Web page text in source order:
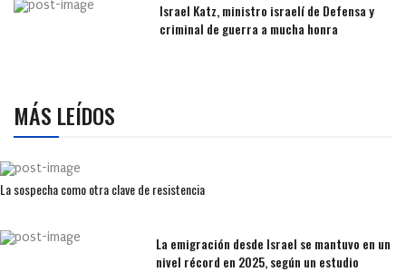
Israel Katz, ministro israelí de Defensa y
criminal de guerra a mucha honra
MÁS LEÍDOS
La sospecha como otra clave de resistencia
La emigración desde Israel se mantuvo en un
nivel récord en 2025, según un estudio